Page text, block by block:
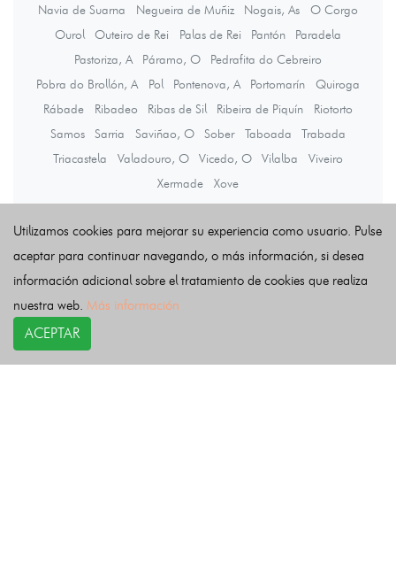
Navia de Suarna
Negueira de Muñiz Nogais, As
O Corgo
Ourol
Outeiro de Rei Palas de Rei Pantón
Paradela
Pastoriza, A
Páramo, O
Pedrafita do Cebreiro
Pobra do Brollón, A
Pol Pontenova, A Portomarín
Quiroga
Rábade
Ribadeo Ribas de Sil Ribeira de Piquín
Riotorto
Samos
Sarria Saviñao, O Sober Taboada
Trabada
Triacastela
Valadouro, O Vicedo, O Vilalba
Viveiro
Xermade
Xove
Últimas noticias
Utilizamos cookies para mejorar su experiencia como usuario. Pulse
aceptar para continuar navegando, o más información, si desea
información adicional sobre el tratamiento de cookies que realiza
nuestra web. Más información
ACEPTAR